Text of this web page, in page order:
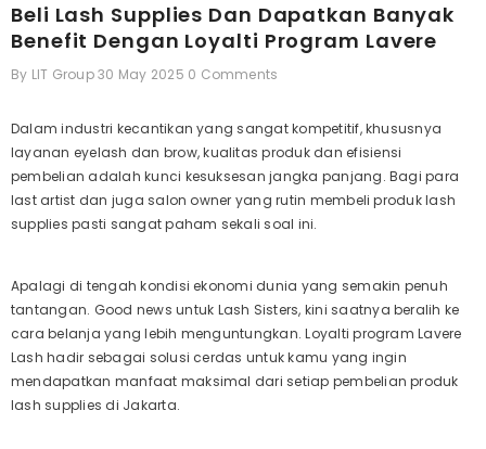
Beli Lash Supplies Dan Dapatkan Banyak
Benefit Dengan Loyalti Program Lavere
By LIT Group30 May 2025 0 Comments
Dalam industri kecantikan yang sangat kompetitif, khususnya
layanan eyelash dan brow, kualitas produk dan efisiensi
pembelian adalah kunci kesuksesan jangka panjang. Bagi para
last artist dan juga salon owner yang rutin membeli produk lash
supplies pasti sangat paham sekali soal ini.
Apalagi di tengah kondisi ekonomi dunia yang semakin penuh
tantangan. Good newsuntuk Lash Sisters, kini saatnya beralih ke
cara belanja yang lebih menguntungkan. Loyalti program Lavere
Lash hadir sebagai solusi cerdas untuk kamu yang ingin
mendapatkan manfaat maksimal dari setiap pembelian produk
lash supplies di Jakarta.